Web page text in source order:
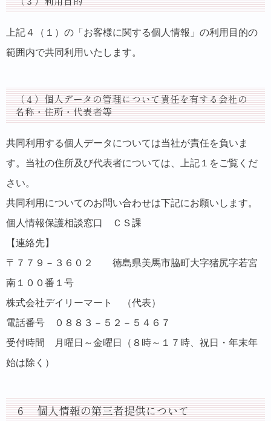
上記４（１）の「お客様に関する個人情報」の利用目的の
範囲内で共同利用いたします。
（４）個人データの管理について責任を有する会社の
名称・住所・代表者等
共同利用する個人データについては当社が責任を負いま
す。当社の住所及び代表者については、上記１をご覧くだ
さい。
共同利用についてのお問い合わせは下記にお願いします。
個人情報保護相談窓口 ＣＳ課
【連絡先】
〒７７９－３６０２ 徳島県美馬市脇町大字猪尻字若宮
南１００番１号
株式会社デイリーマート （代表）
電話番号 ０８８３－５２－５４６７
受付時間 月曜日～金曜日（８時～１７時、祝日・年末年
始は除く）
６ 個人情報の第三者提供について